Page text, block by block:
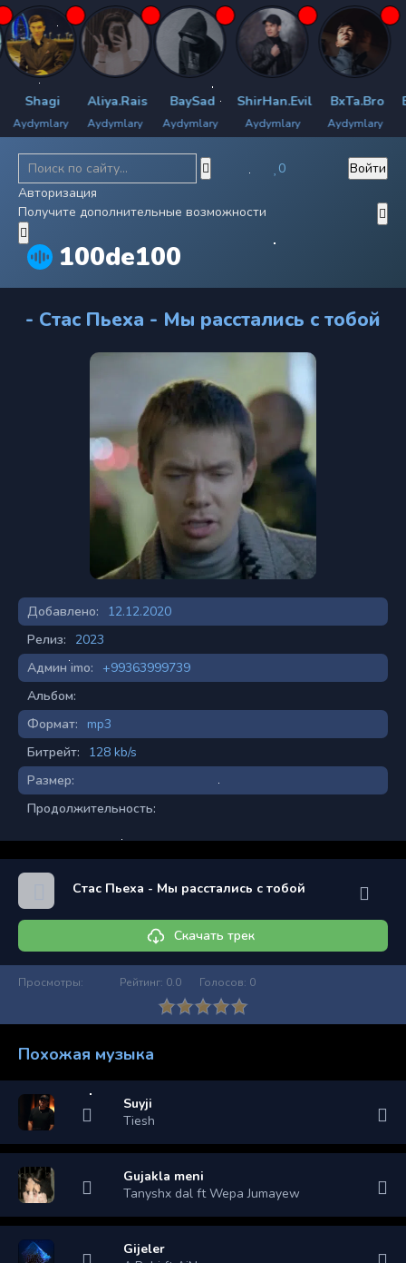
Aliya.Rais
Aydymlary
BaySad
Aydymlary
ShirHan.Evil
Aydymlary
BxTa.Bro
Aydymlary
100de100
0
Войти
Авторизация
Получите дополнительные возможности
- Стас Пьеха - Мы расстались с тобой
Добавлено:
12.12.2020
Релиз:
2023
Админ imo:
+99363999739
Альбом:
Формат:
mp3
Битрейт:
128 kb/s
Размер:
Продолжительность:
Стас Пьеха - Мы расстались с тобой
Скачать трек
Просмотры: Рейтинг: 0.0 Голосов: 0
Похожая музыка
Suyji
Tiesh
Gujakla meni
Tanyshx dal ft Wepa Jumayew
Gijeler